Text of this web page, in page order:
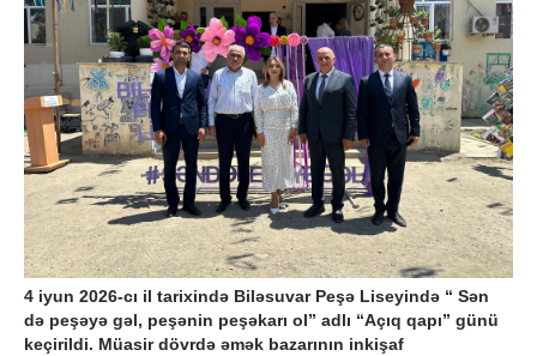
4 iyun 2026-cı il tarixində Biləsuvar Peşə Liseyində “ Sən
də peşəyə gəl, peşənin peşəkarı ol” adlı “Açıq qapı” günü
keçirildi. Müasir dövrdə əmək bazarının inkişaf